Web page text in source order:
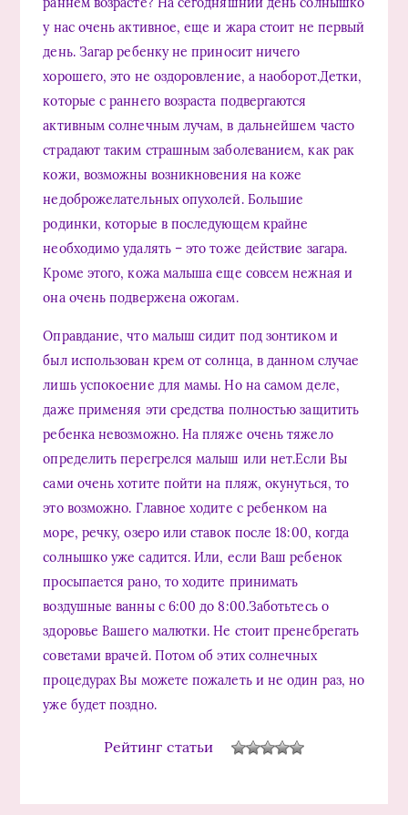
у нас очень активное, еще и жара стоит не первый
день. Загар ребенку не приносит ничего
хорошего, это не оздоровление, а наоборот.Детки,
которые с раннего возраста подвергаются
активным солнечным лучам, в дальнейшем часто
страдают таким страшным заболеванием, как рак
кожи, возможны возникновения на коже
недоброжелательных опухолей. Большие
родинки, которые в последующем крайне
необходимо удалять – это тоже действие загара.
Кроме этого, кожа малыша еще совсем нежная и
она очень подвержена ожогам.
Оправдание, что малыш сидит под зонтиком и
был использован крем от солнца, в данном случае
лишь успокоение для мамы. Но на самом деле,
даже применяя эти средства полностью защитить
ребенка невозможно. На пляже очень тяжело
определить перегрелся малыш или нет.Если Вы
сами очень хотите пойти на пляж, окунуться, то
это возможно. Главное ходите с ребенком на
море, речку, озеро или ставок после 18:00, когда
солнышко уже садится. Или, если Ваш ребенок
просыпается рано, то ходите принимать
воздушные ванны с 6:00 до 8:00.Заботьтесь о
здоровье Вашего малютки. Не стоит пренебрегать
советами врачей. Потом об этих солнечных
процедурах Вы можете пожалеть и не один раз, но
уже будет поздно.
Рейтинг статьи